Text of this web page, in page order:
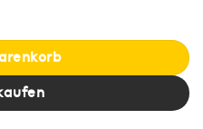
| Weiß | Miboxer | B3 Menge